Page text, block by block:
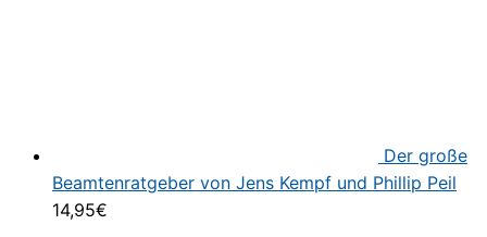
Der große
Beamtenratgeber von Jens Kempf und Phillip Peil
14,95€